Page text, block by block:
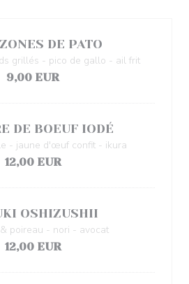
DE PATO
grillés - pico de gallo - ail frit
9,00 EUR
DE BOEUF IODÉ
- jaune d'œuf confit - ikura
12,00 EUR
OSHIZUSHII
poireau - nori - avocat
12,00 EUR